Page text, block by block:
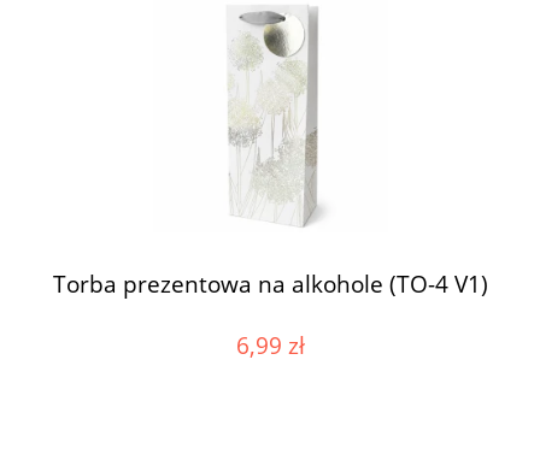
Torba prezentowa na alkohole (TO-4 V1)
6,99 zł